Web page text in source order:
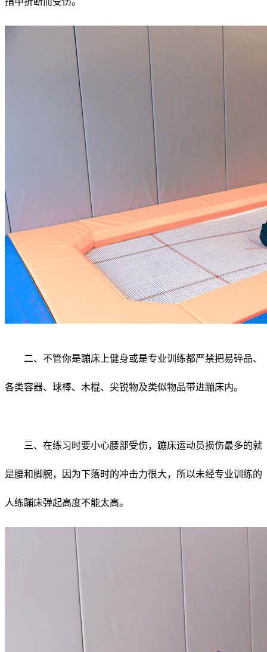
二、不管你是蹦床上健身或是专业训练都严禁把易碎品、
各类容器、球棒、木棍、尖锐物及类似物品带进蹦床内。
三、在练习时要小心腰部受伤，蹦床运动员损伤最多的就
是腰和脚腕，因为下落时的冲击力很大，所以未经专业训练的
人练蹦床弹起高度不能太高。